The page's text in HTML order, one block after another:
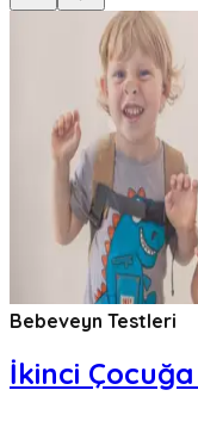
Bebeveyn Testleri
İkinci Çocuğa